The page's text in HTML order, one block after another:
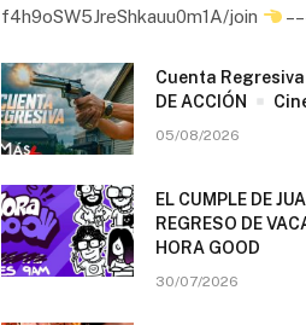
f4h9oSW5JreShkauu0m1A/join
–
Cuenta Regresiva
DE ACCIÓN
05/08/2026
EL CUMPLE DE
REGRESO DE
HORA GOOD
30/07/2026